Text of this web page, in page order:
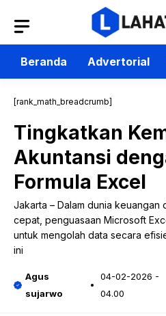
isi
Beranda
Advertorial
[rank_math_breadcrumb]
Tingkatkan
Akuntansi
Formula Excel
Jakarta – Dalam dunia keuangan
cepat, penguasaan Microsoft
untuk mengolah data secara
ini
Agus
sujarwo
04-02-2026 -
04.00